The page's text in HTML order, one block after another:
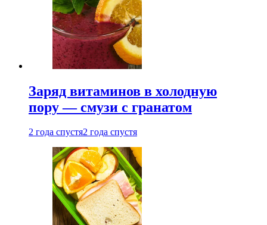
Заряд витаминов в холодную
пору — смузи с гранатом
2 года спустя2 года спустя